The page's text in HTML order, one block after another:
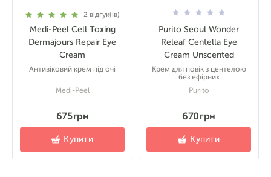
2 відгук(ів)
Medi-Peel Cell Toxing
Dermajours Repair Eye
Cream
Антивіковий крем під очі
Medi-Peel
675 грн
Купити
Purito Seoul Wonder
Releaf Centella Eye
Cream Unscented
Крем для повік з центелою
без ефірних
Purito
670 грн
Купити